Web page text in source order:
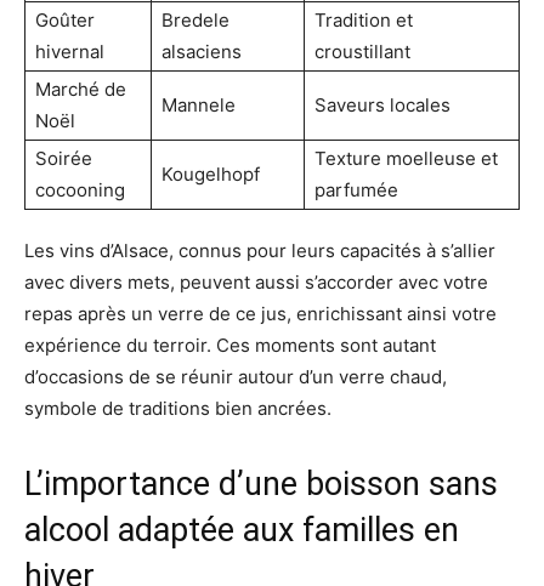
Goûter
hivernal
Bredele
alsaciens
Tradition et
croustillant
Marché de
Noël
Mannele Saveurs locales
Soirée
cocooning
Kougelhopf
Texture moelleuse et
parfumée
Les vins d’Alsace, connus pour leurs capacités à s’allier
avec divers mets, peuvent aussi s’accorder avec votre
repas après un verre de ce jus, enrichissant ainsi votre
expérience du terroir. Ces moments sont autant
d’occasions de se réunir autour d’un verre chaud,
symbole de traditions bien ancrées.
L’importance d’une boisson sans
alcool adaptée aux familles en
hiver